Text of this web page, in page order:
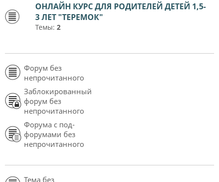
ОНЛАЙН КУРС ДЛЯ РОДИТЕЛЕЙ ДЕТЕЙ 1,5-
3 ЛЕТ "ТЕРЕМОК"
Темы: 2
Форум без
непрочитанного
Заблокированный
форум без
непрочитанного
Форума с под-
форумами без
непрочитанного
Тема без